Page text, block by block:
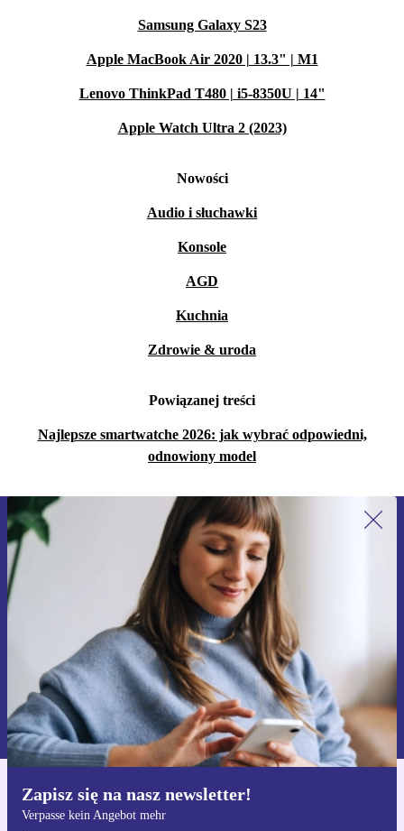
Samsung Galaxy S23
Apple MacBook Air 2020 | 13.3" | M1
Lenovo ThinkPad T480 | i5-8350U | 14"
Apple Watch Ultra 2 (2023)
Nowości
Audio i słuchawki
Konsole
AGD
Kuchnia
Zdrowie & uroda
Powiązanej treści
Najlepsze smartwatche 2026: jak wybrać odpowiedni,
odnowiony model
Zapisz się na nasz newsletter!
Verpasse kein Angebot mehr
Zapisz się na nasz newsletter!
Nie przegap żadnej oferty.
Zarejestruj się
Informacje na temat używania danych osobowych znajdują się w
naszej
Polityce prywatności
Pobierz aplikację refurbed
Dla iOS i Android